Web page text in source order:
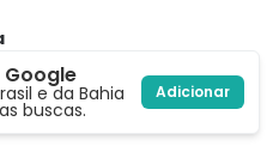
Google
e da Bahia
buscas.
Adicionar